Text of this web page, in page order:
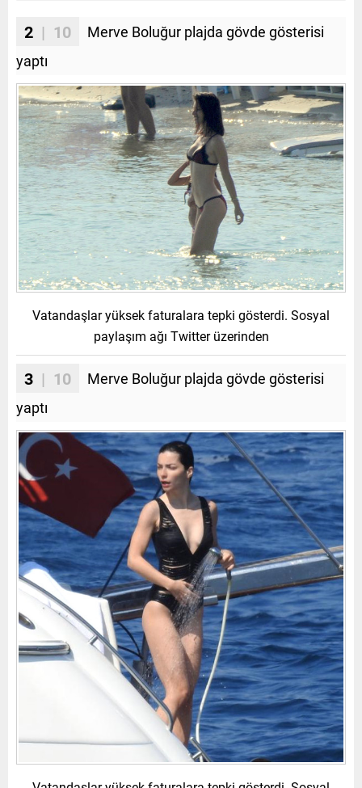
2 | 10
Merve Boluğur plajda gövde gösterisi
yaptı
Vatandaşlar yüksek faturalara tepki gösterdi. Sosyal
paylaşım ağı Twitter üzerinden
3 | 10
Merve Boluğur plajda gövde gösterisi
yaptı